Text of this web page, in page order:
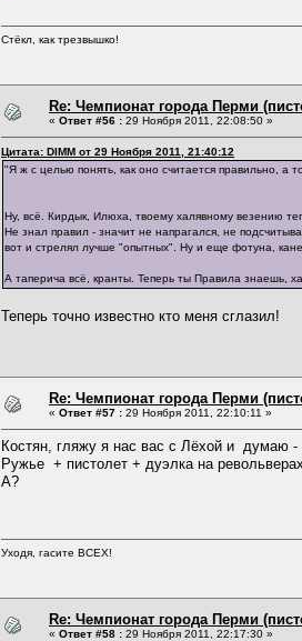
Стёкл, как трезвышко!
Re: Чемпионат города Перми
« Ответ #56 : 29 Ноября 2011, 22:08:50 »
Цитата: DIMM от 29 Ноября 2011, 21:40:12
"Я ж с целью понять, как оно считается правильно,
Ну, всё. Кирдык, Илюха, твоему халявному везению
Не знал правил - значит не напрагался, не
вот и стрелял лучше "опытных". Ну и еще фотуна,
А таперича всё, кранты. Теперь ты Правила знаешь,
Теперь точно известно кто меня сглазил!
Re: Чемпионат города Перми
« Ответ #57 : 29 Ноября 2011, 22:10:11 »
Костян, гляжу я нас вас с Лёхой и думаю
Ружье + пистолет + дуэлка на
А?
Уходя, гасите ВСЕХ!
Re: Чемпионат города Перми
« Ответ #58 : 29 Ноября 2011, 22:17:30 »